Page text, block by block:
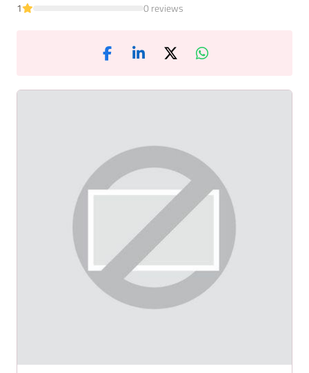
1
0 reviews